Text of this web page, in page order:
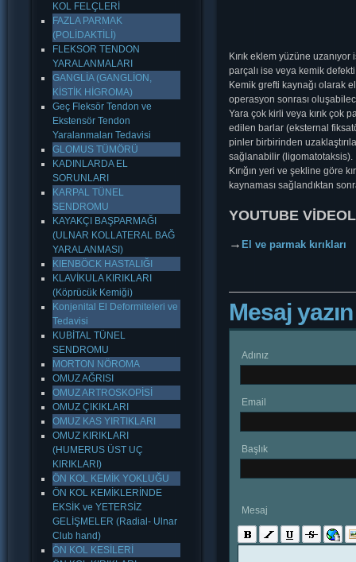
Kırık eklem yüzüne
parçalı ise veya kemik
Kemik grefti kaynağı olarak
operasyon sonrası
Yara çok kirli veya kırık çok
edilen barlar (eksternal
pinler birbirinden
sağlanabilir (ligomatotaksis).
Kırığın yeri ve şekline göre
kaynaması sağlandıktan
YOUTUBE
→ El ve parmak kırıkları
Mesaj yazın
Adınız
Email
Başlık
Mesaj
KOL FELÇLERİ
FAZLA PARMAK
(POLİDAKTİLİ)
FLEKSOR TENDON
YARALANMALARI
GANGLİA (GANGLİON,
KİSTİK HİGROMA)
Geç Fleksör Tendon ve
Ekstensör Tendon
Yaralanmaları Tedavisi
GLOMUS TÜMÖRÜ
KADINLARDA EL
SORUNLARI
KARPAL TÜNEL
SENDROMU
KAYAKÇI BAŞPARMAĞI
(ULNAR KOLLATERAL BAĞ
YARALANMASI)
KIENBÖCK HASTALIĞI
KLAVİKULA KIRIKLARI
(Köprücük Kemiği)
Konjenital El Deformiteleri ve
Tedavisi
KUBİTAL TÜNEL
SENDROMU
MORTON NÖROMA
OMUZ AĞRISI
OMUZ ARTROSKOPİSİ
OMUZ ÇIKIKLARI
OMUZ KAS YIRTIKLARI
OMUZ KIRIKLARI
(HUMERUS ÜST UÇ
KIRIKLARI)
ÖN KOL KEMİK YOKLUĞU
ÖN KOL KEMİKLERİNDE
EKSİK ve YETERSİZ
GELİŞMELER (Radial- Ulnar
Club hand)
ÖN KOL KESİLERİ